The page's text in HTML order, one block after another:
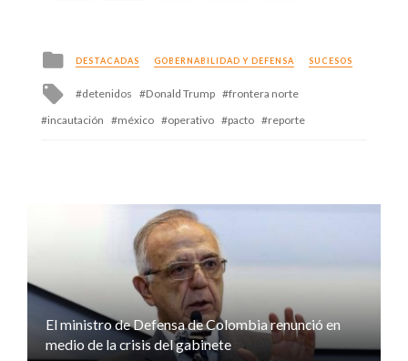
Posted
in
DESTACADAS GOBERNABILIDAD Y DEFENSA SUCESOS
Tagged
detenidos Donald Trump
frontera norte
incautación
méxico operativo pacto reporte
El ministro de Defensa de Colombia renunció en
medio de la crisis del gabinete